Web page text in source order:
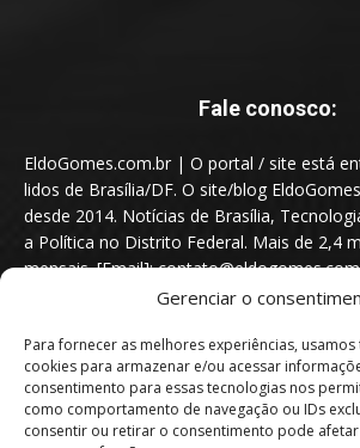
Gerenciar o
Para fornecer as melhores experiências,
cookies para armazenar e/ou acessar
consentimento para essas tecnologias nos
como comportamento de navegação ou IDs
consentir ou retirar o consentimento pode
Fale conosco:
EldoGomes.com.br | O portal / site está
lidos de Brasília/DF. O site/blog
desde 2014. Notícias de Brasília,
a Política no Distrito Federal. Mais de 2,4
mensais. [Email]: